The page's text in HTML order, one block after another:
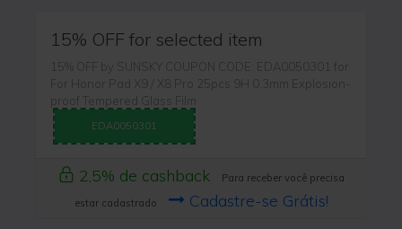
15% OFF for selected item
15% OFF by SUNSKY COUPON CODE: EDA0050301 for
For Honor Pad X9 / X8 Pro 25pcs 9H 0.3mm Explosion-
proof Tempered Glass Film
EDA0050301
2,5% de cashback
Para receber você precisa
estar cadastrado
Cadastre-se Grátis!